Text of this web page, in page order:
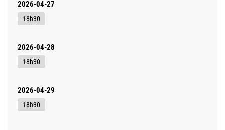
2026-04-27
18h30
2026-04-28
18h30
2026-04-29
18h30